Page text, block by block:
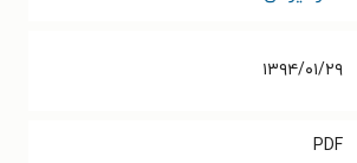
۱۳۹۴/۰۱/۲۹
PDF